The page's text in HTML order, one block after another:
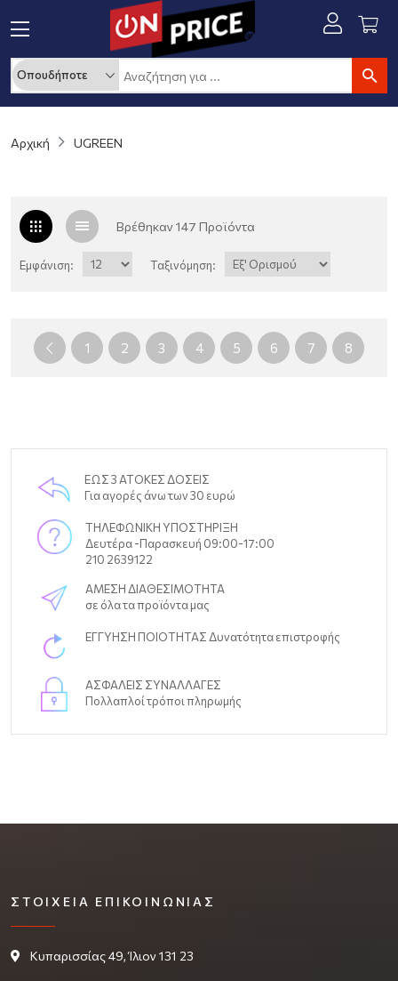
Αρχική UGREEN
Βρέθηκαν 147 Προϊόντα
Εμφάνιση: Ταξινόμηση:
1 2 3 4 5 6 7 8
ΕΩΣ 3 ΑΤΟΚΕΣ ΔΟΣΕΙΣ
Για αγορές άνω των 30 ευρώ
ΤΗΛΕΦΩΝΙΚΗ ΥΠΟΣΤΗΡΙΞΗ
Δευτέρα -Παρασκευή 09:00-17:00
210 2639122
ΑΜΕΣΗ ΔΙΑΘΕΣΙΜΟΤΗΤΑ
σε όλα τα προϊόντα μας
ΕΓΓΥΗΣΗ ΠΟΙΟΤΗΤΑΣ Δυνατότητα επιστροφής
ΑΣΦΑΛΕΙΣ ΣΥΝΑΛΛΑΓΕΣ
Πολλαπλοί τρόποι πληρωμής
ΣΤΟΙΧΕΊΑ ΕΠΙΚΟΙΝΩΝΊΑΣ
Κυπαρισσίας 49, Ίλιον 131 23